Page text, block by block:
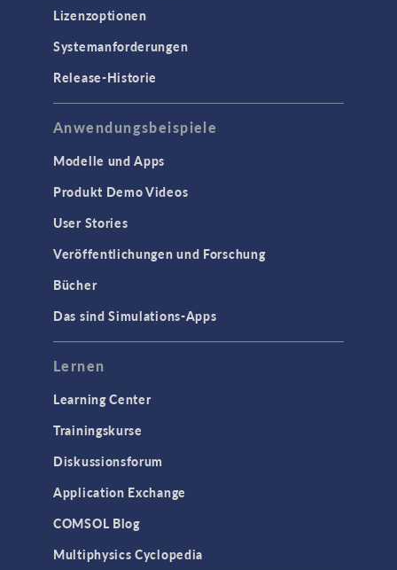
ELEKTROMAGNETIK
Halbleiterbauelemente
Hochfrequenz- und
Niederfrequenz-Elektromagnetik
Plasmaphysik
SCHNITTSTELLEN
CAD
STRÖMUNG & WÄRME
(CFD)
Mikrofluidik
Particle Tracing in Strömungen
Strömung in porösen Medien
Wärmetransport
STRUKTURMECHANIK &
Lizenzoptionen
Systemanforderungen
Release-Historie
Anwendungsbeispiele
Modelle und Apps
Produkt Demo Videos
User Stories
Veröffentlichungen und Forschung
Bücher
Das sind Simulations-Apps
Lernen
Learning Center
Trainingskurse
Diskussionsforum
Application Exchange
COMSOL Blog
Multiphysics Cyclopedia